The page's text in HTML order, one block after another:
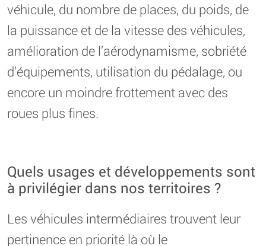
véhicule, du nombre de places, du poids, de
la puissance et de la vitesse des véhicules,
amélioration de l’aérodynamisme, sobriété
d’équipements, utilisation du pédalage, ou
encore un moindre frottement avec des
roues plus fines.
Quels usages et développements sont
à privilégier dans nos territoires ?
Les véhicules intermédiaires trouvent leur
pertinence en priorité là où le